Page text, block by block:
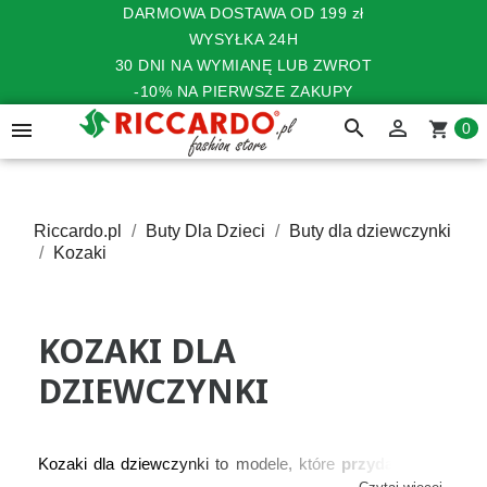
DARMOWA DOSTAWA OD 199 zł
WYSYŁKA 24H
30 DNI NA WYMIANĘ LUB ZWROT
-10% NA PIERWSZE ZAKUPY
 search  shopping_cart 0
Riccardo.pl Buty Dla Dzieci
Buty dla dziewczynki
Kozaki
KOZAKI DLA
DZIEWCZYNKI
Kozaki dla dziewczynki to modele, które przydadzą się